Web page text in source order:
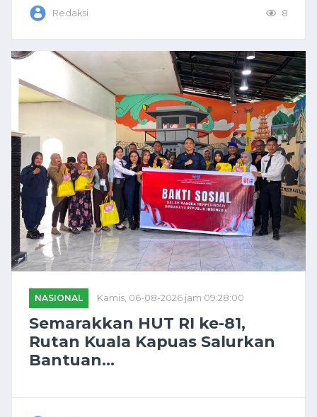
Redaksi 8
NASIONAL Kamis, 06-08-2026 jam 09:28:00
Semarakkan HUT RI ke-81,
Rutan Kuala Kapuas Salurkan
Bantuan...